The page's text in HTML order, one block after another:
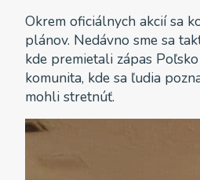
Okrem oficiálnych akcií sa
plánov. Nedávno sme sa
kde premietali zápas
komunita, kde sa ľudia
mohli stretnúť.